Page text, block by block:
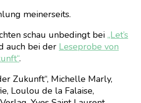
meinerseits.
schau unbedingt bei „Let’s
auch bei der Leseprobe von
.